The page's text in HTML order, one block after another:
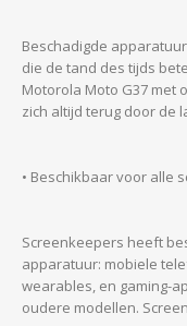
Beschadigde
die de tand des tijds
Motorola Moto G37 met
zich altijd terug door de
• Beschikbaar voor alle
Screenkeepers heeft
apparatuur: mobiele
wearables, en gaming-
oudere modellen.